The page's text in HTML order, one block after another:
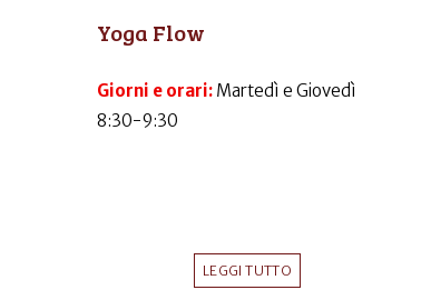
Yoga Flow
Giorni e orari: Martedì e Giovedì
8:30-9:30
LEGGI TUTTO